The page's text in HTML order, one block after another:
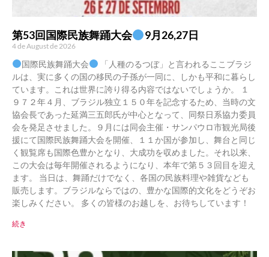
第53回国際民族舞踊大会 9月26,27日
4 de August de 2026
国際民族舞踊大会
「人種のるつぼ」と言われるここブラジ
ルは、実に多くの国の移民の子孫が一同に、しかも平和に暮らし
ています。これは世界に誇り得る内容ではないでしょうか。 １
９７２年４月、ブラジル独立１５０年を記念するため、当時の文
協会長であった延満三五郎氏が中心となって、同祭日系協力委員
会を発足させました。９月には同会主催・サンパウロ市観光局後
援にて国際民族舞踊大会を開催、１１か国が参加し、舞台と同じ
く観覧席も国際色豊かとなり、大成功を収めました。それ以来、
この大会は毎年開催されるようになり、本年で第５３回目を迎え
ます。 当日は、舞踊だけでなく、各国の民族料理や雑貨なども
販売します。ブラジルならではの、豊かな国際的文化をどうぞお
楽しみください。 多くの皆様のお越しを、お待ちしています！
続き